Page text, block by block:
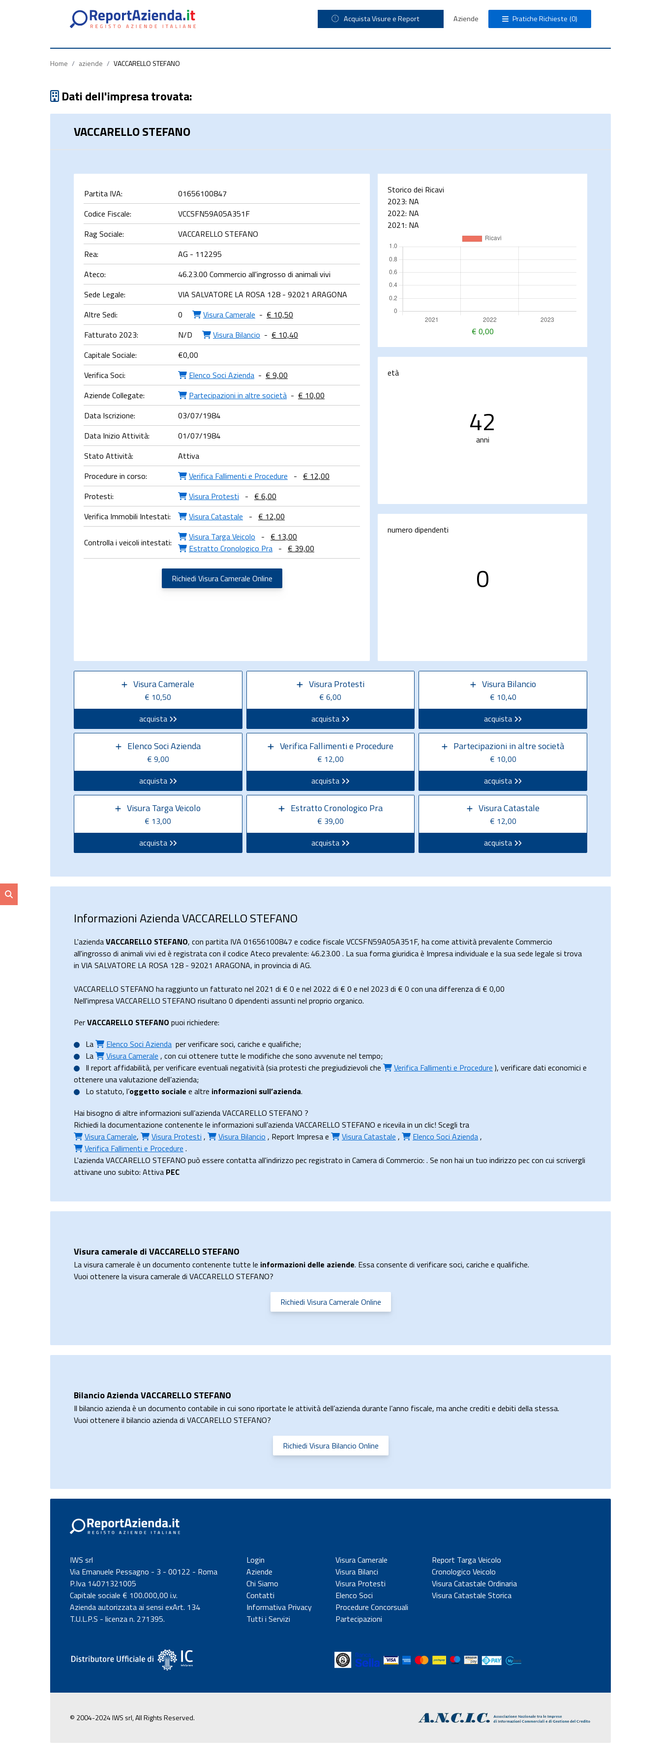
Acquista Visure e Report Aziende Pratiche Richieste (0)
Home / aziende / VACCARELLO STEFANO
Dati dell'impresa trovata:
VACCARELLO STEFANO
Partita IVA:
01656100847
Codice Fiscale:
VCCSFN59A05A351F
Rag Sociale:
VACCARELLO STEFANO
Rea:
AG - 112295
Ateco:
46.23.00 Commercio all'ingrosso di animali vivi
Sede Legale:
VIA SALVATORE LA ROSA 128 - 92021 ARAGONA
Altre Sedi:
0 Visura Camerale - € 10,50
Fatturato 2023:
N/D Visura Bilancio - € 10,40
Capitale Sociale:
€0,00
Verifica Soci:
Elenco Soci Azienda - € 9,00
Aziende Collegate:
Partecipazioni in altre società - € 10,00
Data Iscrizione:
03/07/1984
Data Inizio Attività:
01/07/1984
Stato Attività:
Attiva
Procedure in corso:
Verifica Fallimenti e Procedure - € 12,00
Protesti:
Visura Protesti - € 6,00
Verifica Immobili Intestati:
Visura Catastale - € 12,00
Controlla i veicoli intestati: Visura Targa Veicolo - € 13,00
Estratto Cronologico Pra - € 39,00
Richiedi Visura Camerale Online
Storico dei Ricavi
2023: NA
2022: NA
2021: NA
€ 0,00
età
42
anni
numero dipendenti
0
Visura Camerale
€ 10,50
acquista
Visura Protesti
€ 6,00
acquista
Visura Bilancio
€ 10,40
acquista
Elenco Soci Azienda
€ 9,00
acquista
Verifica Fallimenti e Procedure
€ 12,00
acquista
Partecipazioni in altre società
€ 10,00
acquista
Visura Targa Veicolo
€ 13,00
acquista
Estratto Cronologico Pra
€ 39,00
acquista
Visura Catastale
€ 12,00
acquista
Informazioni Azienda VACCARELLO STEFANO
L'aziendaVACCARELLO STEFANO, con partita IVA 01656100847 e codice fiscale VCCSFN59A05A351F, ha come attività prevalente Commercio
all'ingrosso di animali vivi ed è registrata con il codice Ateco prevalente: 46.23.00 . La sua forma giuridica è Impresa individuale e la sua sede legale si trova
in VIA SALVATORE LA ROSA 128 - 92021 ARAGONA, in provincia di AG.
VACCARELLO STEFANO ha raggiunto un fatturato nel 2021 di € 0 e nel 2022 di € 0 e nel 2023 di € 0 con una differenza di € 0,00
Nell'impresa VACCARELLO STEFANO risultano 0 dipendenti assunti nel proprio organico.
PerVACCARELLO STEFANO puoi richiedere:
La
Elenco Soci Azienda per verificare soci, cariche e qualifiche;
La
Visura Camerale , con cui ottenere tutte le modifiche che sono avvenute nel tempo;
Il report affidabilità, per verificare eventuali negatività (sia protesti che pregiudizievoli che Verifica Fallimenti e Procedure ), verificare dati economici e
ottenere una valutazione dell’azienda;
Lo statuto, l’oggetto sociale e altre informazioni sull’azienda.
Hai bisogno di altre informazioni sull’azienda VACCARELLO STEFANO ?
Richiedi la documentazione contenente le informazioni sull’azienda VACCARELLO STEFANO e ricevila in un clic! Scegli tra
Visura Camerale, Visura Protesti , Visura Bilancio , Report Impresae Visura Catastale , Elenco Soci Azienda,
Verifica Fallimenti e Procedure .
L'azienda VACCARELLO STEFANO può essere contatta all'indirizzo pec registrato in Camera di Commercio: . Se non hai un tuo indirizzo pec con cui scrivergli
attivane uno subito: Attiva PEC
Visura camerale di VACCARELLO STEFANO
La visura camerale è un documento contenente tutte le informazioni delle aziende. Essa consente di verificare soci, cariche e qualifiche.
Vuoi ottenere la visura camerale di VACCARELLO STEFANO?
Richiedi Visura Camerale Online
Bilancio Azienda VACCARELLO STEFANO
Il bilancio azienda è un documento contabile in cui sono riportate le attività dell’azienda durante l’anno fiscale, ma anche crediti e debiti della stessa.
Vuoi ottenere il bilancio azienda di VACCARELLO STEFANO?
Richiedi Visura Bilancio Online
IWS srl
Via Emanuele Pessagno - 3 - 00122 - Roma
P.Iva 14071321005
Capitale sociale € 100.000,00 i.v.
Azienda autorizzata ai sensi exArt. 134
T.U.L.P.S - licenza n. 271395.
Login
Aziende
Chi Siamo
Contatti
Informativa Privacy
Tutti i Servizi
Visura Camerale
Visura Bilanci
Visura Protesti
Elenco Soci
Procedure Concorsuali
Partecipazioni
Report Targa Veicolo
Cronologico Veicolo
Visura Catastale Ordinaria
Visura Catastale Storica
© 2004-2024 IWS srl, All Rights Reserved.